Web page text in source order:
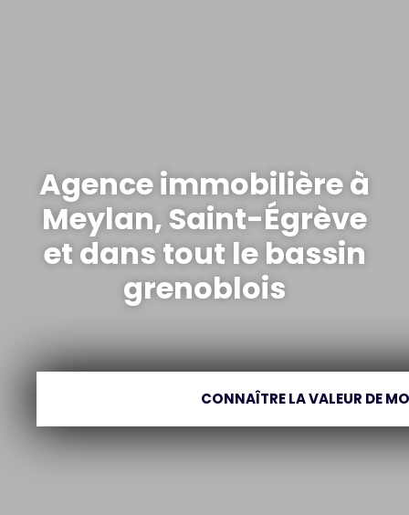
Agence immobilière à
Meylan, Saint-Égrève
et dans tout le bassin
grenoblois
CONNAÎTRE LA VALEUR DE